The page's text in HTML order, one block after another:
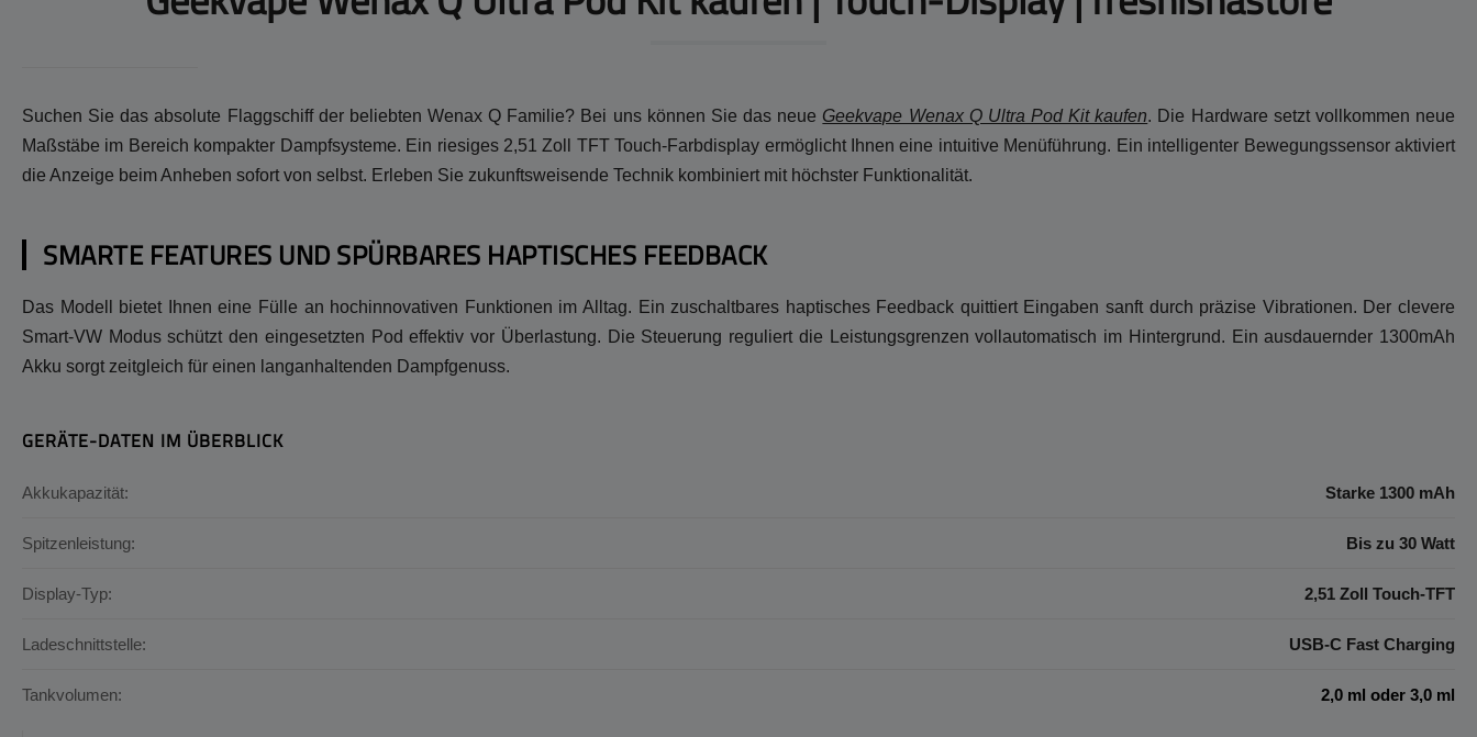
Suchen Sie das absolute Flaggschiff der beliebten Wenax Q Familie? Bei uns können Sie das neue Geekvape Wenax Q Ultra Pod Kit kaufen. Die Hardware setzt vollkommen neue
Maßstäbe im Bereich kompakter Dampfsysteme. Ein riesiges 2,51 Zoll TFT Touch-Farbdisplay ermöglicht Ihnen eine intuitive Menüführung. Ein intelligenter Bewegungssensor aktiviert
die Anzeige beim Anheben sofort von selbst. Erleben Sie zukunftsweisende Technik kombiniert mit höchster Funktionalität.
SMARTE FEATURES UND SPÜRBARES HAPTISCHES FEEDBACK
Das Modell bietet Ihnen eine Fülle an hochinnovativen Funktionen im Alltag. Ein zuschaltbares haptisches Feedback quittiert Eingaben sanft durch präzise Vibrationen. Der clevere
Smart-VW Modus schützt den eingesetzten Pod effektiv vor Überlastung. Die Steuerung reguliert die Leistungsgrenzen vollautomatisch im Hintergrund. Ein ausdauernder 1300mAh
Akku sorgt zeitgleich für einen langanhaltenden Dampfgenuss.
GERÄTE-DATEN IM ÜBERBLICK
Akkukapazität: Starke 1300 mAh
Spitzenleistung: Bis zu 30 Watt
Display-Typ: 2,51 Zoll Touch-TFT
Ladeschnittstelle: USB-C Fast Charging
Tankvolumen: 2,0 ml oder 3,0 ml